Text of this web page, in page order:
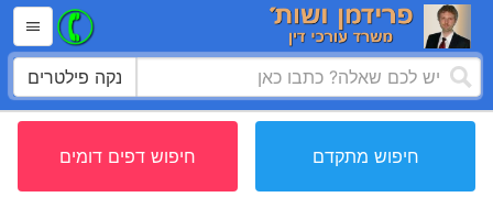
נקה פילטרים
חיפוש מתקדם חיפוש דפים דומים